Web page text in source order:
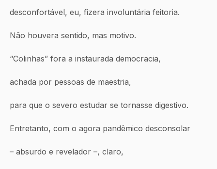
desconfortável, eu, fizera involuntária feitoria.
Não houvera sentido, mas motivo.
“Colinhas” fora a instaurada democracia,
achada por pessoas de maestria,
para que o severo estudar se tornasse digestivo.
Entretanto, com o agora pandêmico desconsolar
– absurdo e revelador –, claro,